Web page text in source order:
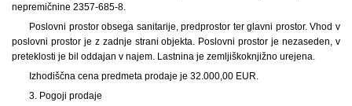
nepremičnine 2357-685-8.
Poslovni prostor obsega sanitarije, predprostor ter glavni prostor. Vhod v
poslovni prostor je z zadnje strani objekta. Poslovni prostor je nezaseden, v
preteklosti je bil oddajan v najem. Lastnina je zemljiškoknjižno urejena.
Izhodiščna cena predmeta prodaje je 32.000,00 EUR.
3. Pogoji prodaje